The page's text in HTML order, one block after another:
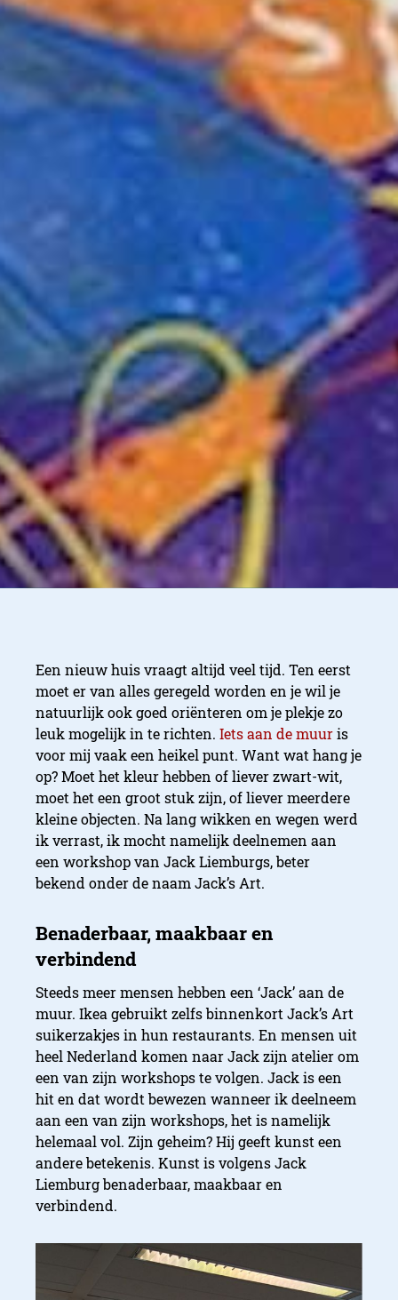
Maak je
kunstwerk
Jack’s
Een nieuw huis vraagt altijd veel tijd. Ten eerst
moet er van alles geregeld worden en je wil je
natuurlijk ook goed oriënteren om je plekje zo
leuk mogelijk in te richten. Iets aan de muuris
voor mij vaak een heikel punt. Want wat hang je
op? Moet het kleur hebben of liever zwart-wit,
moet het een groot stuk zijn, of liever meerdere
kleine objecten. Na lang wikken en wegen werd
ik verrast, ik mocht namelijk deelnemen aan
een workshop van Jack Liemburgs, beter
bekend onder de naam Jack’s Art.
Steeds meer mensen hebben een ‘Jack’ aan de
muur. Ikea gebruikt zelfs binnenkort Jack’s Art
suikerzakjes in hun restaurants. En mensen uit
heel Nederland komen naar Jack zijn atelier om
een van zijn workshops te volgen. Jack is een
hit en dat wordt bewezen wanneer ik deelneem
aan een van zijn workshops, het is namelijk
helemaal vol. Zijn geheim? Hij geeft kunst een
andere betekenis. Kunst is volgens Jack
Liemburg benaderbaar, maakbaar en
verbindend.